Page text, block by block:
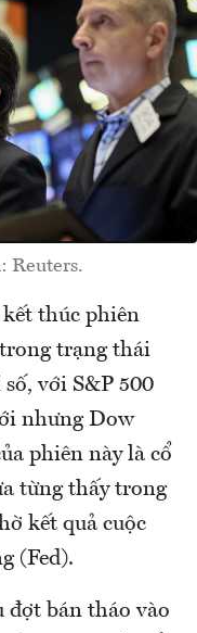
Reuters.
thúc phiên
trạng thái
với S&P 500
nhưng Dow
phiên này là cổ
từng thấy trong
kết quả cuộc
(Fed).
đợt bán tháo vào